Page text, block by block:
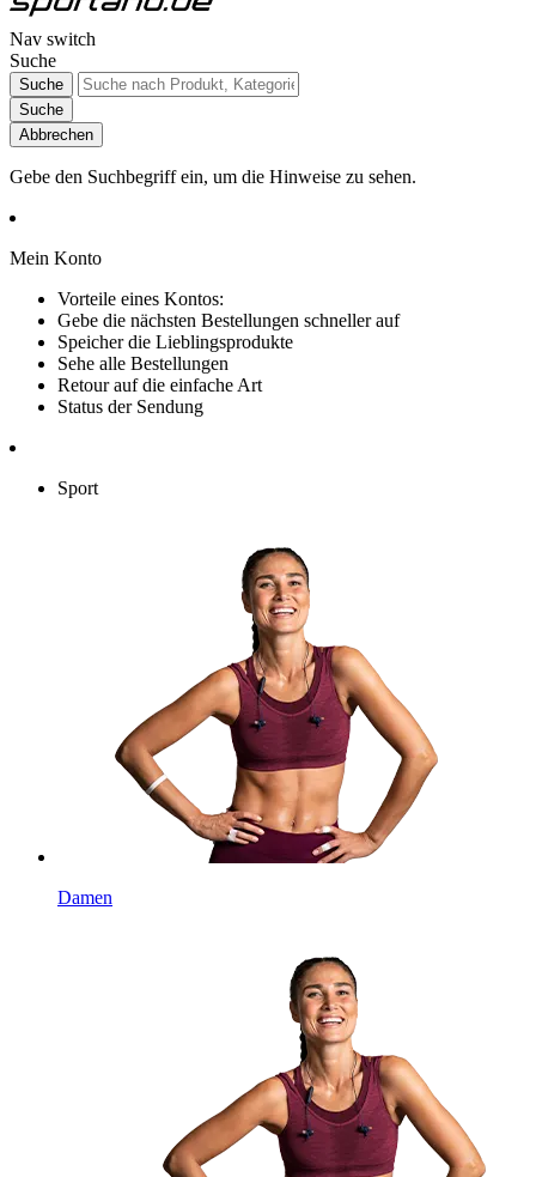
Nav switch
Suche
Suche
Suche
Abbrechen
Gebe den Suchbegriff ein, um die Hinweise zu sehen.
Mein Konto
Vorteile eines Kontos:
Gebe die nächsten Bestellungen schneller auf
Speicher die Lieblingsprodukte
Sehe alle Bestellungen
Retour auf die einfache Art
Status der Sendung
Sport
Damen